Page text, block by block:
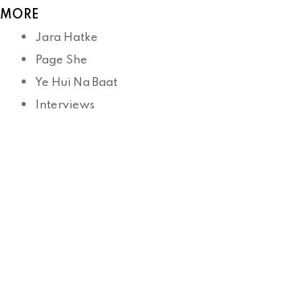
MORE
Jara Hatke
Page She
Ye Hui Na Baat
Interviews